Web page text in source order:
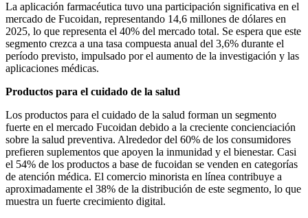
La aplicación farmacéutica tuvo una participación significativa en el
mercado de Fucoidan, representando 14,6 millones de dólares en
2025, lo que representa el 40% del mercado total. Se espera que este
segmento crezca a una tasa compuesta anual del 3,6% durante el
período previsto, impulsado por el aumento de la investigación y las
aplicaciones médicas.
Productos para el cuidado de la salud
Los productos para el cuidado de la salud forman un segmento
fuerte en el mercado Fucoidan debido a la creciente concienciación
sobre la salud preventiva. Alrededor del 60% de los consumidores
prefieren suplementos que apoyen la inmunidad y el bienestar. Casi
el 54% de los productos a base de fucoidan se venden en categorías
de atención médica. El comercio minorista en línea contribuye a
aproximadamente el 38% de la distribución de este segmento, lo que
muestra un fuerte crecimiento digital.